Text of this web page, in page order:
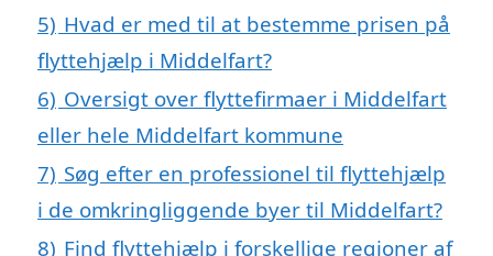
5) Hvad er med til at bestemme prisen på
flyttehjælp i Middelfart?
6) Oversigt over flyttefirmaer i Middelfart
eller hele Middelfart kommune
7) Søg efter en professionel til flyttehjælp
i de omkringliggende byer til Middelfart?
8) Find flyttehjælp i forskellige regioner af